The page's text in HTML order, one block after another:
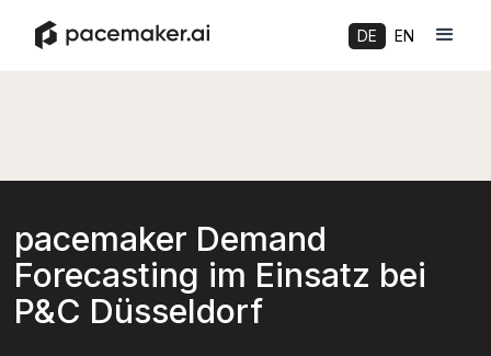
DE EN
pacemaker Demand
Forecasting im Einsatz bei
P&C Düsseldorf